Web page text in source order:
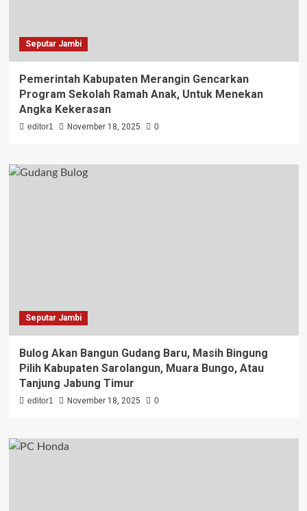
Seputar Jambi
Pemerintah Kabupaten Merangin Gencarkan
Program Sekolah Ramah Anak, Untuk Menekan
Angka Kekerasan
editor1 November 18, 2025 0
Seputar Jambi
Bulog Akan Bangun Gudang Baru, Masih Bingung
Pilih Kabupaten Sarolangun, Muara Bungo, Atau
Tanjung Jabung Timur
editor1 November 18, 2025 0